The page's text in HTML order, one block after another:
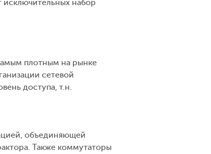
набор
плотным на рынке
сетевой
доступа, т.н.
объединяющей
Также коммутаторы